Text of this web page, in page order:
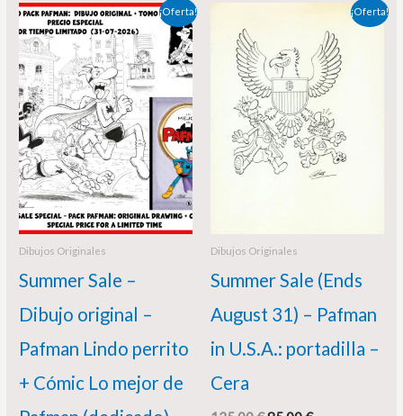
¡Oferta!
Dibujos Originales
Summer Sale –
Dibujo original –
Pafman Lindo perrito
+ Cómic Lo mejor de
El
precio
original
era:
90,00 €.
El
precio
actual
es:
80,00 €.
¡Oferta!
Dibujos Originales
Summer Sale (Ends
August 31) – Pafman
in U.S.A.: portadilla –
Cera
era:
125,00 €.
actual
es:
85,00 €.